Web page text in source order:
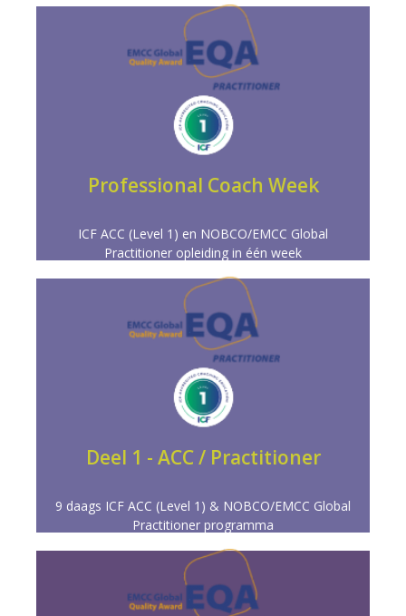
Professional Coach Week
ICF ACC (Level 1) en NOBCO/EMCC Global
Practitioner opleiding in één week
PROFESSIONAL COACH WEEK
Een solide basis waarin je de vaardigheden voor
resultaatgericht coachen onder de knie krijgt.
Meer info
Deel 1 - ACC / Practitioner
9 daags ICF ACC (Level 1) & NOBCO/EMCC Global
Practitioner programma
PRACTITIONER COACH (ACC)
Een solide basis waarin je de vaardigheden voor
resultaatgericht coachen onder de knie krijgt.
Meer info